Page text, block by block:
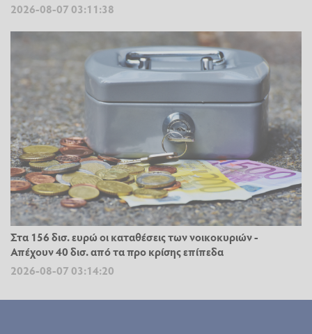
2026-08-07 03:11:38
Στα 156 δισ. ευρώ οι καταθέσεις των νοικοκυριών -
Απέχουν 40 δισ. από τα προ κρίσης επίπεδα
2026-08-07 03:14:20